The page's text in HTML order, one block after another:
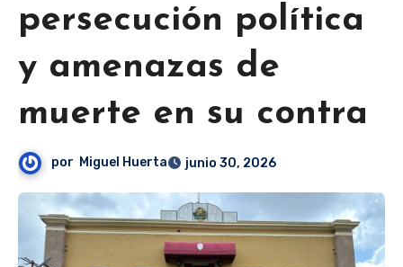
persecución política
y amenazas de
muerte en su contra
por Miguel Huerta junio 30, 2026